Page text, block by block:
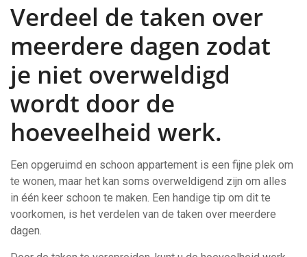
Verdeel de taken over
meerdere dagen zodat
je niet overweldigd
wordt door de
hoeveelheid werk.
Een opgeruimd en schoon appartement is een fijne plek om
te wonen, maar het kan soms overweldigend zijn om alles
in één keer schoon te maken. Een handige tip om dit te
voorkomen, is het verdelen van de taken over meerdere
dagen.